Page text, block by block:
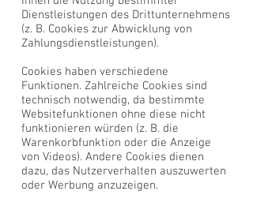
Dienstleistungen des Drittunternehmens
(z. B. Cookies zur Abwicklung von
Zahlungsdienstleistungen).
Cookies haben verschiedene
Funktionen. Zahlreiche Cookies sind
technisch notwendig, da bestimmte
Websitefunktionen ohne diese nicht
funktionieren würden (z. B. die
Warenkorbfunktion oder die Anzeige
von Videos). Andere Cookies dienen
dazu, das Nutzerverhalten auszuwerten
oder Werbung anzuzeigen.